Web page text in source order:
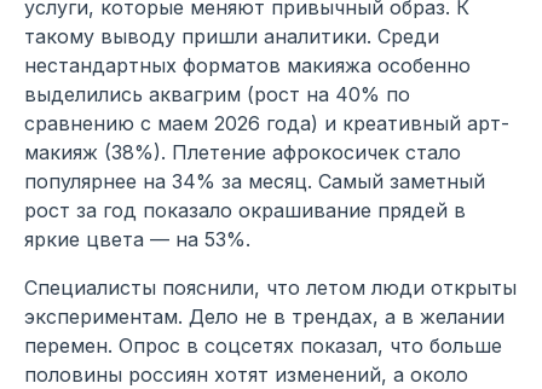
услуги, которые меняют привычный образ. К
такому выводу пришли аналитики. Среди
нестандартных форматов макияжа особенно
выделились аквагрим (рост на 40% по
сравнению с маем 2026 года) и креативный арт-
макияж (38%). Плетение афрокосичек стало
популярнее на 34% за месяц. Самый заметный
рост за год показало окрашивание прядей в
яркие цвета — на 53%.
Специалисты пояснили, что летом люди открыты
экспериментам. Дело не в трендах, а в желании
перемен. Опрос в соцсетях показал, что больше
половины россиян хотят изменений, а около